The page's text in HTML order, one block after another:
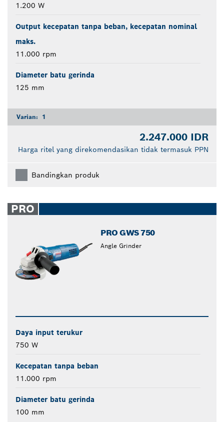
1.200 W
Output kecepatan tanpa beban, kecepatan nominal
maks.
11.000 rpm
Diameter batu gerinda
125 mm
Varian: 1
2.247.000 IDR
Harga ritel yang direkomendasikan tidak termasuk PPN
Bandingkan produk
PRO
PRO GWS 750
Angle Grinder
Daya input terukur
750 W
Kecepatan tanpa beban
11.000 rpm
Diameter batu gerinda
100 mm